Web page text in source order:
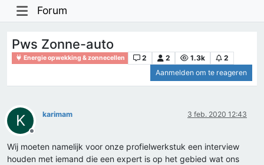
Forum
Pws Zonne-auto
Energie opwekking & zonnecellen 2 2 1.3k
2
Aanmelden om te reageren
K
Offline
karimam 3 feb. 2020 12:43
Wij moeten namelijk voor onze profielwerkstuk een interview
houden met iemand die een expert is op het gebied wat ons